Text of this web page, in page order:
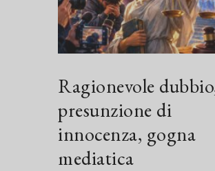
Ragionevole
presunzione di
innocenza, gogna
mediatica